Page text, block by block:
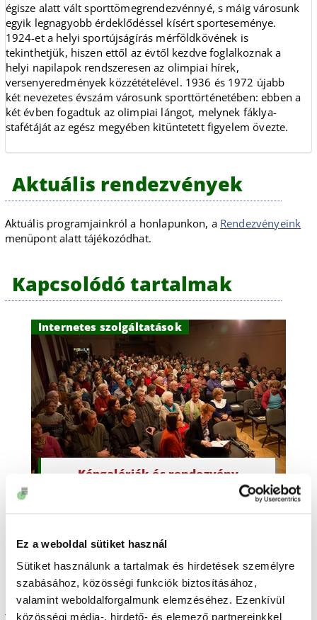
Ez a weboldal sütiket használ
Sütiket használunk a tartalmak és hirdetések személyre
szabásához, közösségi funkciók biztosításához,
valamint weboldalforgalmunk elemzéséhez. Ezenkívül
közösségi média-, hirdető- és elemező partnereinkkel
égisze alatt vált sporttömegrendezvénnyé, s máig városunk
egyik legnagyobb érdeklődéssel kísért sporteseménye.
1924-et a helyi sportújságírás mérföldkövének is
tekinthetjük, hiszen ettől az évtől kezdve foglalkoznak a
helyi napilapok rendszeresen az olimpiai hírek,
versenyeredmények közzétételével. 1936 és 1972 újabb
két nevezetes évszám városunk sporttörténetében: ebben a
két évben fogadtuk az olimpiai lángot, melynek fáklya-
stafétáját az egész megyében kitüntetett figyelem övezte.
Aktuális rendezvények
Aktuális programjainkról a honlapunkon, a Rendezvényeink
menüpont alatt tájékozódhat.
Kapcsolódó tartalmak
Internetes szolgáltatások
Képgalériák és rendezvény
A szolgáltatási ponton
elérhető szolgáltatások